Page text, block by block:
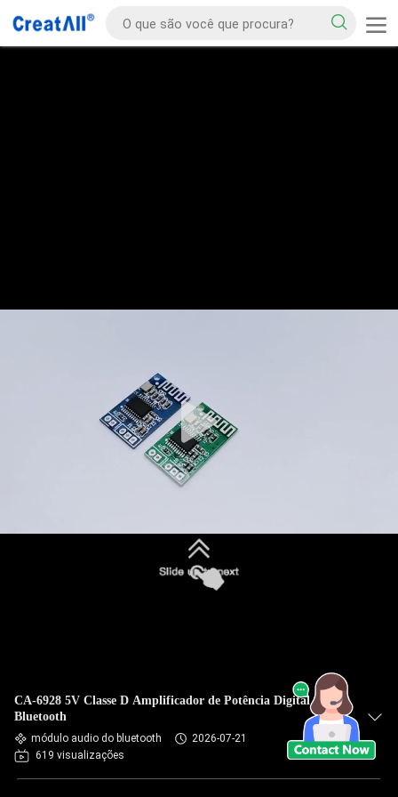
CA-6928 5V Classe D Amplificador de Potência Digital
Bluetooth
módulo audio do bluetooth
2026-07-21
619 visualizações